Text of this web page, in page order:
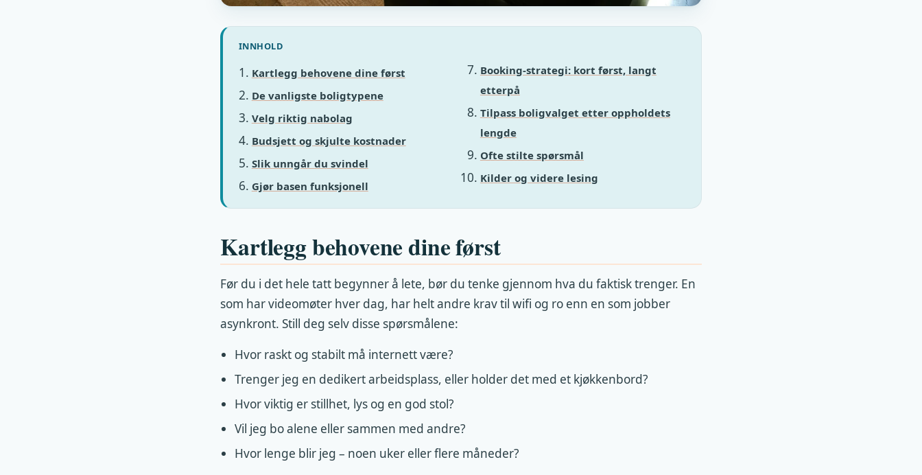
INNHOLD
Kartlegg behovene dine først
De vanligste boligtypene
Velg riktig nabolag
Budsjett og skjulte kostnader
Slik unngår du svindel
Gjør basen funksjonell
Booking-strategi: kort først, langt
etterpå
Tilpass boligvalget etter oppholdets
lengde
Ofte stilte spørsmål
Kilder og videre lesing
Kartlegg behovene dine først
Før du i det hele tatt begynner å lete, bør du tenke gjennom hva du faktisk trenger. En
som har videomøter hver dag, har helt andre krav til wifi og ro enn en som jobber
asynkront. Still deg selv disse spørsmålene:
Hvor raskt og stabilt må internett være?
Trenger jeg en dedikert arbeidsplass, eller holder det med et kjøkkenbord?
Hvor viktig er stillhet, lys og en god stol?
Vil jeg bo alene eller sammen med andre?
Hvor lenge blir jeg – noen uker eller flere måneder?